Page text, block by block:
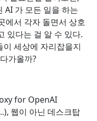
AI 가 모든 일을 하는
에서 각자 돌면서 상호
있다는 걸 알 수 있다.
세상에 자리잡을지
가올까?
for OpenAI
웹이 아닌 데스크탑